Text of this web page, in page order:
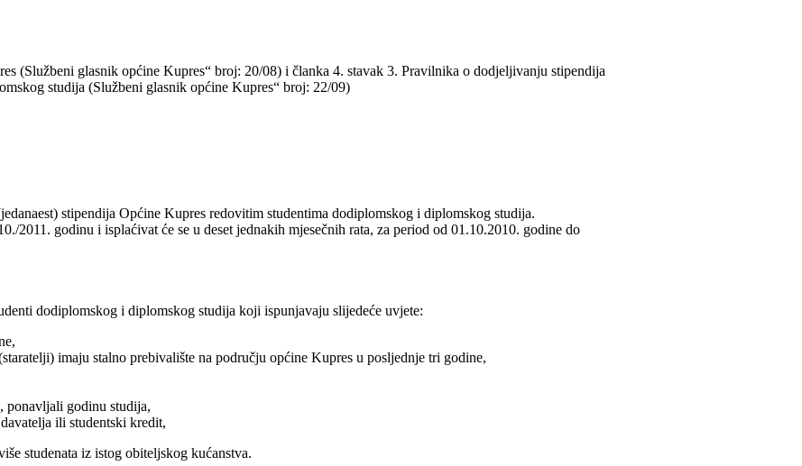
(Službeni glasnik općine Kupres“ broj: 20/08) i članka 4. stavak 3. Pravilnika o dodjeljivanju stipendija
studija (Službeni glasnik općine Kupres“ broj: 22/09)
stipendija Općine Kupres redovitim studentima dodiplomskog i diplomskog studija.
2011. godinu i isplaćivat će se u deset jednakih mjesečnih rata, za period od 01.10.2010. godine do
dodiplomskog i diplomskog studija koji ispunjavaju slijedeće uvjete:
imaju stalno prebivalište na području općine Kupres u posljednje tri godine,
ponavljali godinu studija,
ili studentski kredit,
studenata iz istog obiteljskog kućanstva.